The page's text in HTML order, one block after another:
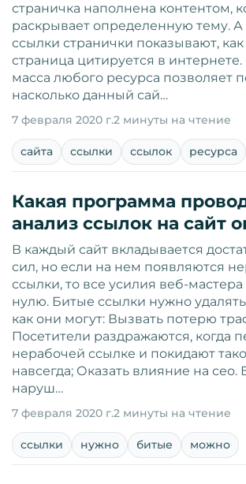
страничка наполнена контентом,
раскрывает определенную тему.
ссылки странички показывают, как
страница цитируется в
масса любого ресурса позволяет
насколько данный сай…
7 февраля 2020 г.2 минуты на чтение
сайта ссылки ссылок ресурса
Какая программа
анализ ссылок на сайт
В каждый сайт вкладывается
сил, но если на нем появляются
ссылки, то все усилия веб-мастера
нулю. Битые ссылки нужно удалять
как они могут: Вызвать потерю
Посетители раздражаются, когда
нерабочей ссылке и покидают
навсегда; Оказать влияние на
наруш…
7 февраля 2020 г.2 минуты на чтение
ссылки нужно битые можно